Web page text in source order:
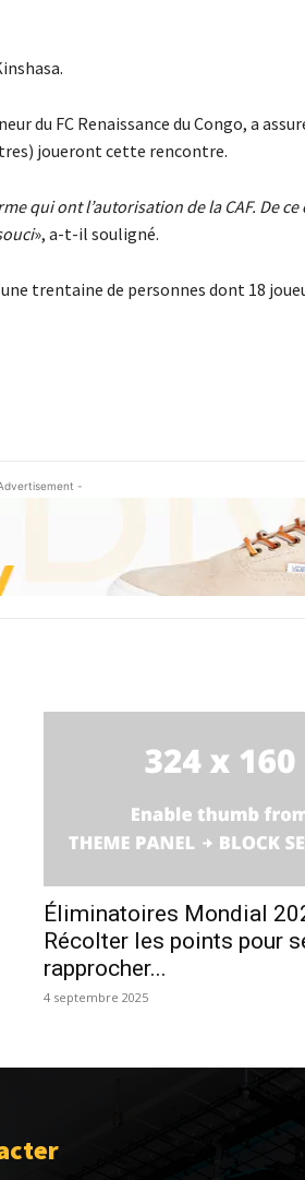
du FC Renaissance du Congo, a
joueront cette rencontre.
qui ont l’autorisation de la CAF. De ce
», a-t-il souligné.
trentaine de personnes dont 18
-
Éliminatoires Mondial
Récolter les points pour
rapprocher...
4 septembre 2025